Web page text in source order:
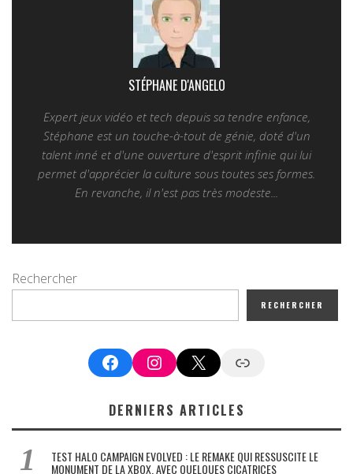
STÉPHANE D'ANGELO
Expert jeux vidéo et tech depuis sa tendre enfance,
Stéphane est un touche-à-tout de génie, doté d'un
talent inné et d'une ouverture d'esprit infinie qui lui
permet d'apprécier la culture sous toutes ses formes.
En revanche, il n'est pas très modeste...
Rechercher
RECHERCHER
FacebookInstagram
X Google News
DERNIERS ARTICLES
TEST HALO CAMPAIGN EVOLVED : LE REMAKE QUI RESSUSCITE LE
MONUMENT DE LA XBOX, AVEC QUELQUES CICATRICES